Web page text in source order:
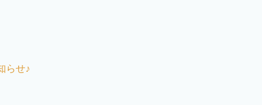
らせ♪